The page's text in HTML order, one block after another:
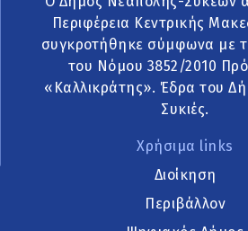
Περιφέρεια Κεντρικής
συγκροτήθηκε σύμφωνα με
του Νόμου 3852/2010
«Καλλικράτης». Έδρα του
Συκιές.
Χρήσιμα links
Διοίκηση
Περιβάλλον